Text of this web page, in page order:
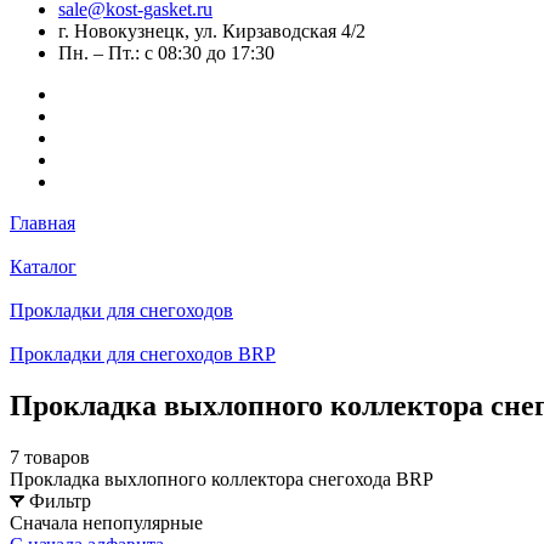
sale@kost-gasket.ru
г. Новокузнецк, ул. Кирзаводская 4/2
Пн. – Пт.: с 08:30 до 17:30
Главная
Каталог
Прокладки для снегоходов
Прокладки для снегоходов BRP
Прокладка выхлопного коллектора
7 товаров
Прокладка выхлопного коллектора снегохода BRP
Фильтр
Сначала непопулярные